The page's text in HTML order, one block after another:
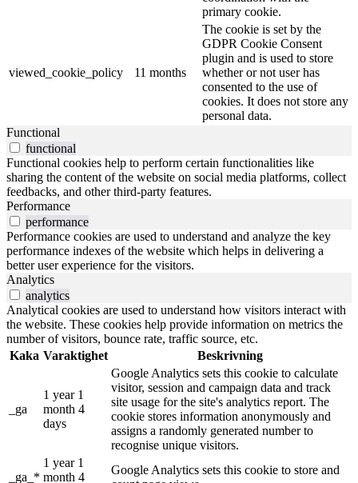
primary cookie.
viewed_cookie_policy 11 months
The cookie is set by the
GDPR Cookie Consent
plugin and is used to store
whether or not user has
consented to the use of
cookies. It does not store any
personal data.
Functional
functional
Functional cookies help to perform certain functionalities like
sharing the content of the website on social media platforms, collect
feedbacks, and other third-party features.
Performance
performance
Performance cookies are used to understand and analyze the key
performance indexes of the website which helps in delivering a
better user experience for the visitors.
Analytics
analytics
Analytical cookies are used to understand how visitors interact with
the website. These cookies help provide information on metrics the
number of visitors, bounce rate, traffic source, etc.
Kaka Varaktighet Beskrivning
_ga
1 year 1
month 4
days
Google Analytics sets this cookie to calculate
visitor, session and campaign data and track
site usage for the site's analytics report. The
cookie stores information anonymously and
assigns a randomly generated number to
recognise unique visitors.
_ga_*
1 year 1
month 4
Google Analytics sets this cookie to store and